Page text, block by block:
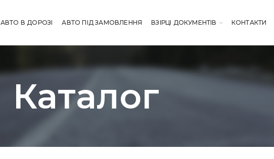
АВТО В ДОРОЗІ АВТО ПІД ЗАМОВЛЕННЯ ВЗІРЦІ ДОКУМЕНТІВ КОНТАКТИ
Каталог